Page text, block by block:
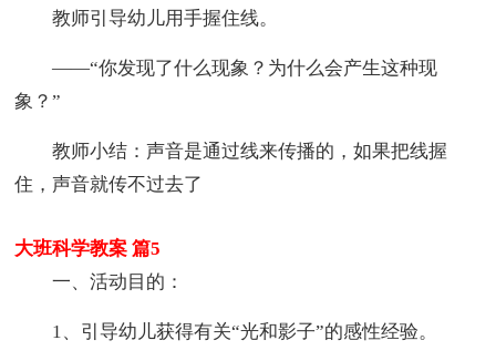
教师引导幼儿用手握住线。
——“你发现了什么现象？为什么会产生这种现
象？”
教师小结：声音是通过线来传播的，如果把线握
住，声音就传不过去了
大班科学教案 篇5
一、活动目的：
1、引导幼儿获得有关“光和影子”的感性经验。